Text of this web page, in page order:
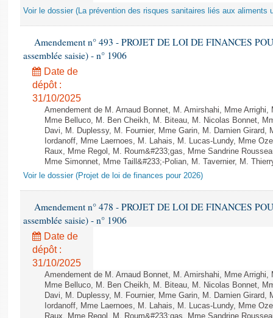
Voir le dossier (La prévention des risques sanitaires liés aux aliments
Amendement n° 493 - PROJET DE LOI DE FINANCES
assemblée saisie) - n° 1906
Date de
dépôt :
31/10/2025
Amendement de M. Arnaud Bonnet, M. Amirshahi, Mme
Mme Belluco, M. Ben Cheikh, M. Biteau, M. Nicolas Bonnet,
Davi, M. Duplessy, M. Fournier, Mme Garin, M. Damien Girard,
Iordanoff, Mme Laernoes, M. Lahais, M. Lucas-Lundy, Mme
Raux, Mme Regol, M. Roum&#233;gas, Mme Sandrine
Mme Simonnet, Mme Taill&#233;-Polian, M. Tavernier, M.
Voir le dossier (Projet de loi de finances pour 2026)
Amendement n° 478 - PROJET DE LOI DE FINANCES
assemblée saisie) - n° 1906
Date de
dépôt :
31/10/2025
Amendement de M. Arnaud Bonnet, M. Amirshahi, Mme
Mme Belluco, M. Ben Cheikh, M. Biteau, M. Nicolas Bonnet,
Davi, M. Duplessy, M. Fournier, Mme Garin, M. Damien Girard,
Iordanoff, Mme Laernoes, M. Lahais, M. Lucas-Lundy, Mme
Raux, Mme Regol, M. Roum&#233;gas, Mme Sandrine